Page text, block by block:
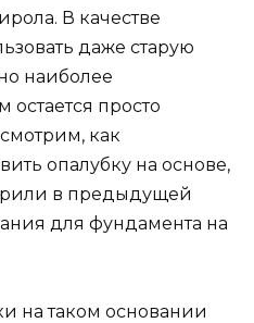
В качестве
даже старую
наиболее
просто
как
опалубку на основе,
в предыдущей
для фундамента на
на таком основании